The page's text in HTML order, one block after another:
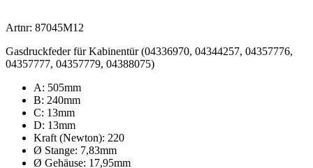
Artnr: 87045M12
Gasdruckfeder für Kabinentür (04336970, 04344257, 04357776,
04357777, 04357779, 04388075)
A: 505mm
B: 240mm
C: 13mm
D: 13mm
Kraft (Newton): 220
Ø Stange: 7,83mm
Ø Gehäuse: 17,95mm